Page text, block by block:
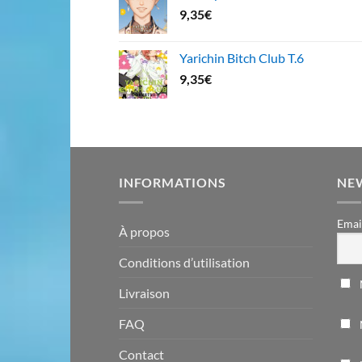
9,35€
Yarichin Bitch Club T.6
9,35€
INFORMATIONS
À propos
Conditions d’utilisation
Livraison
FAQ
Contact